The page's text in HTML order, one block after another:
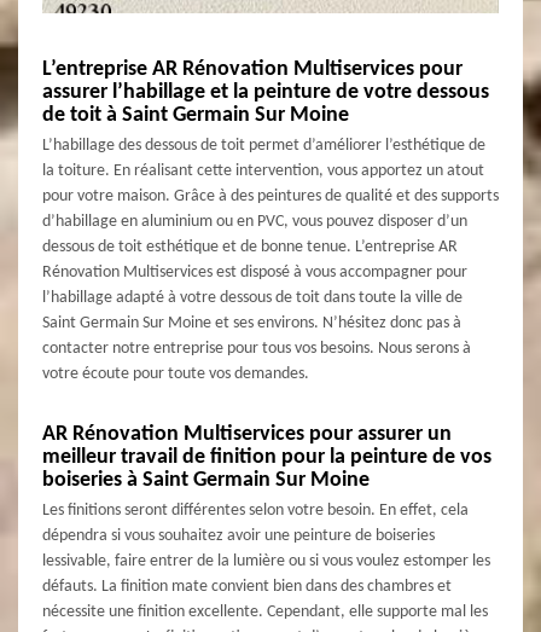
L’entreprise AR Rénovation Multiservices pour
assurer l’habillage et la peinture de votre dessous
de toit à Saint Germain Sur Moine
L’habillage des dessous de toit permet d’améliorer l’esthétique de
la toiture. En réalisant cette intervention, vous apportez un atout
pour votre maison. Grâce à des peintures de qualité et des supports
d’habillage en aluminium ou en PVC, vous pouvez disposer d’un
dessous de toit esthétique et de bonne tenue. L’entreprise AR
Rénovation Multiservices est disposé à vous accompagner pour
l’habillage adapté à votre dessous de toit dans toute la ville de
Saint Germain Sur Moine et ses environs. N’hésitez donc pas à
contacter notre entreprise pour tous vos besoins. Nous serons à
votre écoute pour toute vos demandes.
AR Rénovation Multiservices pour assurer un
meilleur travail de finition pour la peinture de vos
boiseries à Saint Germain Sur Moine
Les finitions seront différentes selon votre besoin. En effet, cela
dépendra si vous souhaitez avoir une peinture de boiseries
lessivable, faire entrer de la lumière ou si vous voulez estomper les
défauts. La finition mate convient bien dans des chambres et
nécessite une finition excellente. Cependant, elle supporte mal les